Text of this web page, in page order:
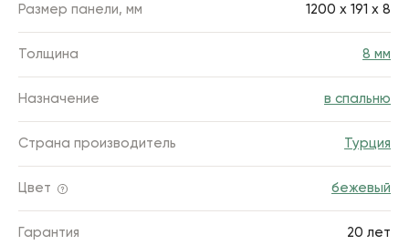
Размер панели, мм 1200 х 191 х 8
Толщина 8 мм
Назначение в спальню
Страна производитель Турция
Цвет бежевый
Гарантия 20 лет